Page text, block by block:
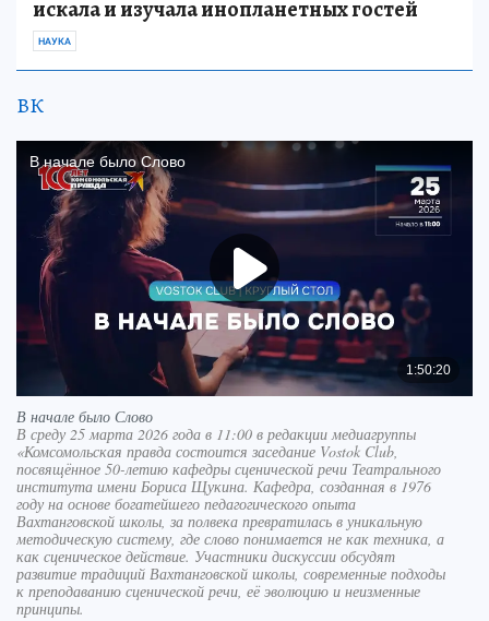
искала и изучала инопланетных гостей
НАУКА
ВК
В начале было Слово
В среду 25 марта 2026 года в 11:00 в редакции медиагруппы
«Комсомольская правда состоится заседание Vostok Club,
посвящённое 50-летию кафедры сценической речи Театрального
института имени Бориса Щукина. Кафедра, созданная в 1976
году на основе богатейшего педагогического опыта
Вахтанговской школы, за полвека превратилась в уникальную
методическую систему, где слово понимается не как техника, а
как сценическое действие. Участники дискуссии обсудят
развитие традиций Вахтанговской школы, современные подходы
к преподаванию сценической речи, её эволюцию и неизменные
принципы.